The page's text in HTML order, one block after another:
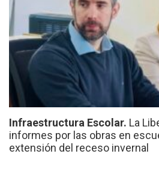
Infraestructura Escolar. La
informes por las obras en
extensión del receso invernal